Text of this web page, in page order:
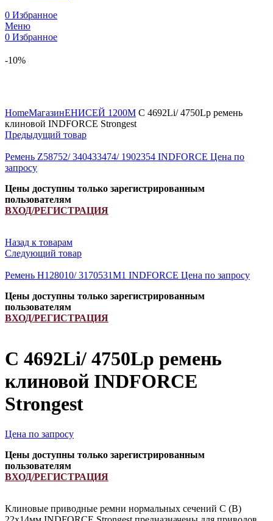
0 Избранное
Меню
0 Избранное
-10%
HomeМагазинЕНИСЕЙ 1200М C 4692Li/ 4750Lp ремень
клиновой INDFORCE Strongest
Предыдущий товар
Ремень Z58752/ 340433474/ 1902354 INDFORCE Цена по
запросу
Цены доступны только зарегистрированным
пользователям
ВХОД/РЕГИСТРАЦИЯ
Назад к товарам
Следующий товар
Ремень H128010/ 3170531M1 INDFORCE Цена по запросу
Цены доступны только зарегистрированным
пользователям
ВХОД/РЕГИСТРАЦИЯ
C 4692Li/ 4750Lp ремень
клиновой INDFORCE
Strongest
Цена по запросу
Цены доступны только зарегистрированным
пользователям
ВХОД/РЕГИСТРАЦИЯ
Клиновые приводные ремни нормальных сечений С (В)